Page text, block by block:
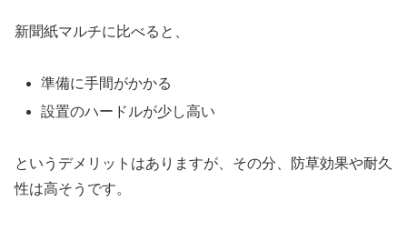
新聞紙マルチに比べると、
準備に手間がかかる
設置のハードルが少し高い
というデメリットはありますが、その分、防草効果や耐久
性は高そうです。